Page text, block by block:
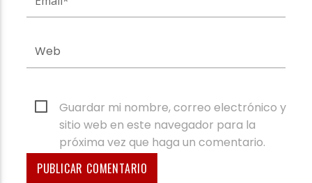
Guardar mi nombre, correo electrónico y
sitio web en este navegador para la
próxima vez que haga un comentario.